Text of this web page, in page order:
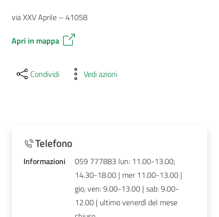
via XXV Aprile – 41058
Apri in mappa
Condividi Vedi azioni
Telefono
Informazioni
059 777883 lun: 11.00-13.00;
14.30-18.00 | mer 11.00-13.00 |
gio, ven: 9.00-13.00 | sab: 9.00-
12.00 | ultimo venerdì del mese